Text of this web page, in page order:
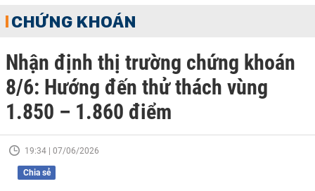
CHỨNG KHOÁN
Nhận định thị trường chứng khoán
8/6: Hướng đến thử thách vùng
1.850 – 1.860 điểm
19:34 | 07/06/2026
Chia sẻ